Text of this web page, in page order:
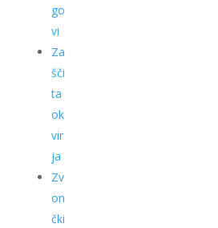
go
vi
Za
šči
ta
ok
vir
ja
Zv
on
čki